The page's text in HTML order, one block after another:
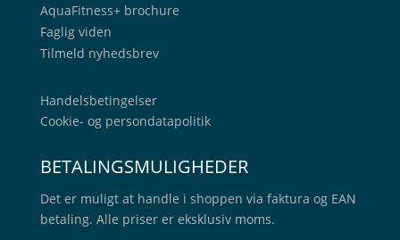
AquaFitness+ brochure
Faglig viden
Tilmeld nyhedsbrev
Handelsbetingelser
Cookie- og persondatapolitik
BETALINGSMULIGHEDER
Det er muligt at handle i shoppen via faktura og EAN
betaling. Alle priser er eksklusiv moms.